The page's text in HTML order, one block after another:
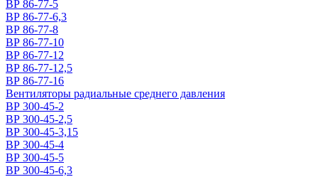
ВР 86-77-5
ВР 86-77-6,3
ВР 86-77-8
ВР 86-77-10
ВР 86-77-12
ВР 86-77-12,5
ВР 86-77-16
Вентиляторы радиальные среднего давления
ВР 300-45-2
ВР 300-45-2,5
ВР 300-45-3,15
ВР 300-45-4
ВР 300-45-5
ВР 300-45-6,3